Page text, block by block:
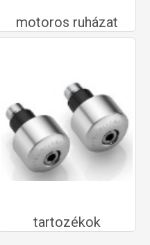
motoros ruházat
tartozékok